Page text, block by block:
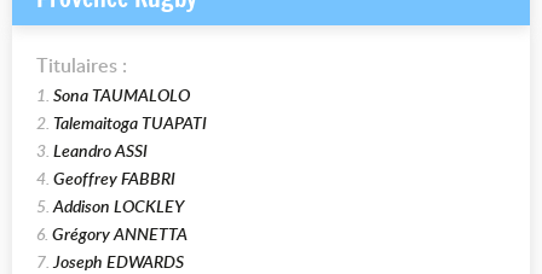
Titulaires :
1. Sona TAUMALOLO
2. Talemaitoga TUAPATI
3. Leandro ASSI
4. Geoffrey FABBRI
5.Addison LOCKLEY
6. Grégory ANNETTA
7.Joseph EDWARDS